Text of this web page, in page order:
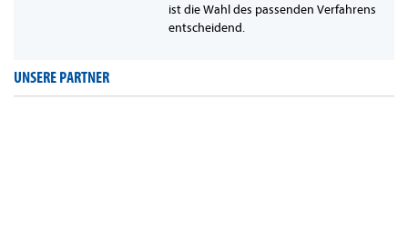
ist die Wahl des passenden Verfahrens
entscheidend.
UNSERE PARTNER